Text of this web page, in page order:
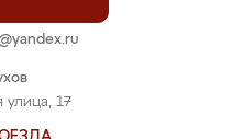
улица, 17